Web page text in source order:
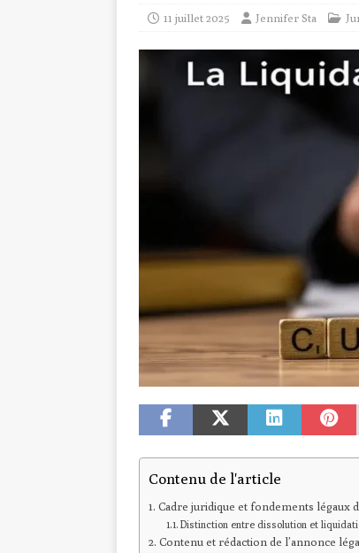
11 juillet 2025 Jennifer Sta
Contenu de l'article
Cadre juridique et fondements légaux
Distinction entre dissolution et
Contenu et rédaction de l’annonce